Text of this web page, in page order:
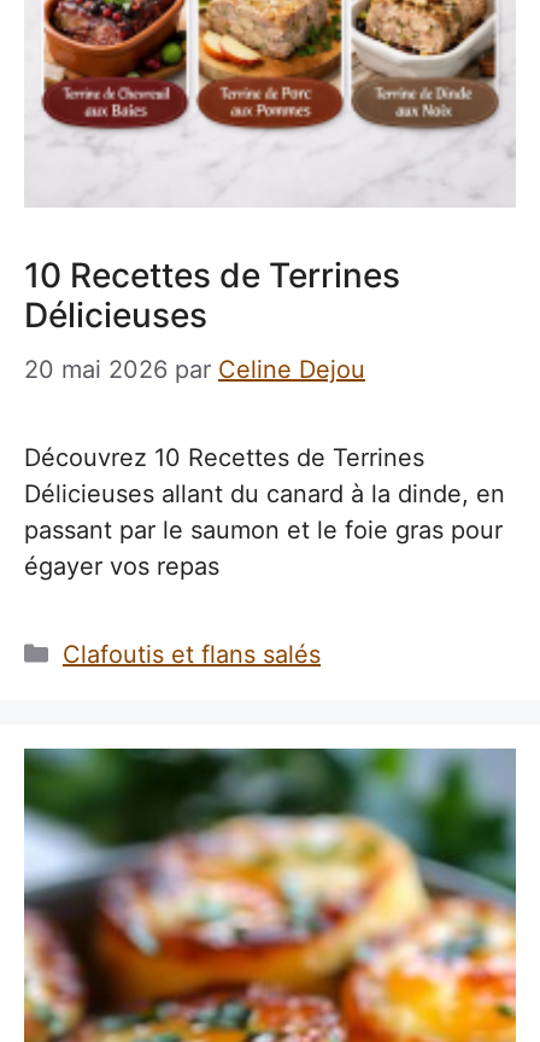
10 Recettes de Terrines
Délicieuses
20 mai 2026 par Celine Dejou
Découvrez 10 Recettes de Terrines
Délicieuses allant du canard à la dinde, en
passant par le saumon et le foie gras pour
égayer vos repas
Catégories
Clafoutis et flans salés